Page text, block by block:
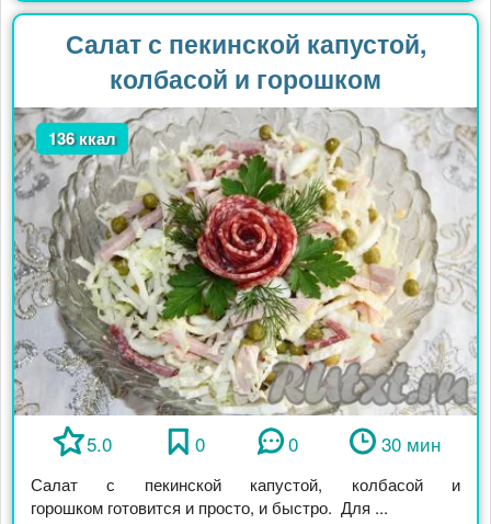
Салат с пекинской капустой,
колбасой и горошком
136 ккал
5.0 0 0 30 мин
Салат с пекинской капустой, колбасой и
горошком готовится и просто, и быстро. Для ...